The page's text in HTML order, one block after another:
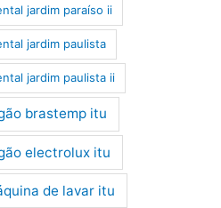
jardim paraíso ii
jardim paulista
jardim paulista ii
brastemp itu
electrolux itu
de lavar itu